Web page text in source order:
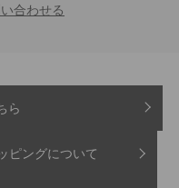
合わせる
ら
ピングについて